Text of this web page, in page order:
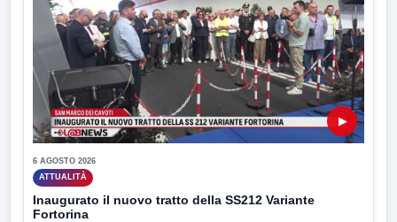
▶
6 AGOSTO 2026
ATTUALITÀ
Inaugurato il nuovo tratto della SS212 Variante
Fortorina